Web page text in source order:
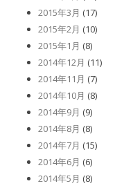
2015年3月 (17)
2015年2月 (10)
2015年1月 (8)
2014年12月 (11)
2014年11月 (7)
2014年10月 (8)
2014年9月 (9)
2014年8月 (8)
2014年7月 (15)
2014年6月 (6)
2014年5月 (8)